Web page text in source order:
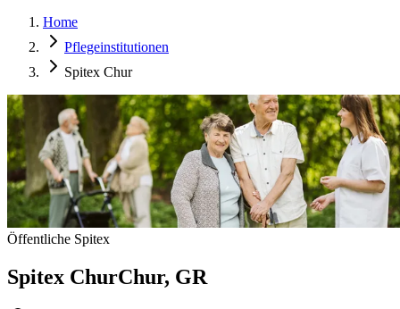
Home
Pflegeinstitutionen
Spitex Chur
Öffentliche Spitex
Spitex ChurChur, GR